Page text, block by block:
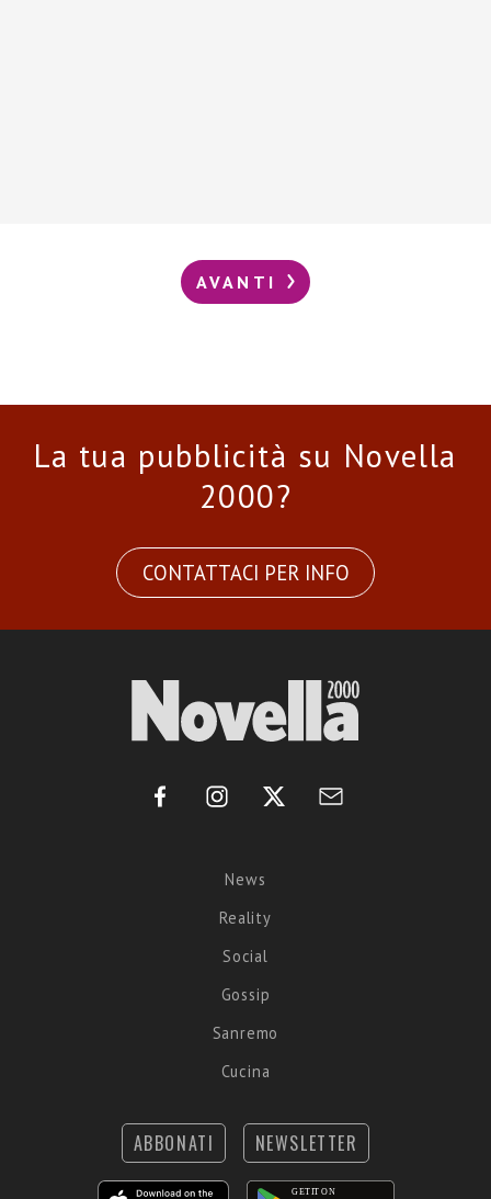
AVANTI
La tua pubblicità su Novella
2000?
CONTATTACI PER INFO
News
Reality
Social
Gossip
Sanremo
Cucina
ABBONATI NEWSLETTER